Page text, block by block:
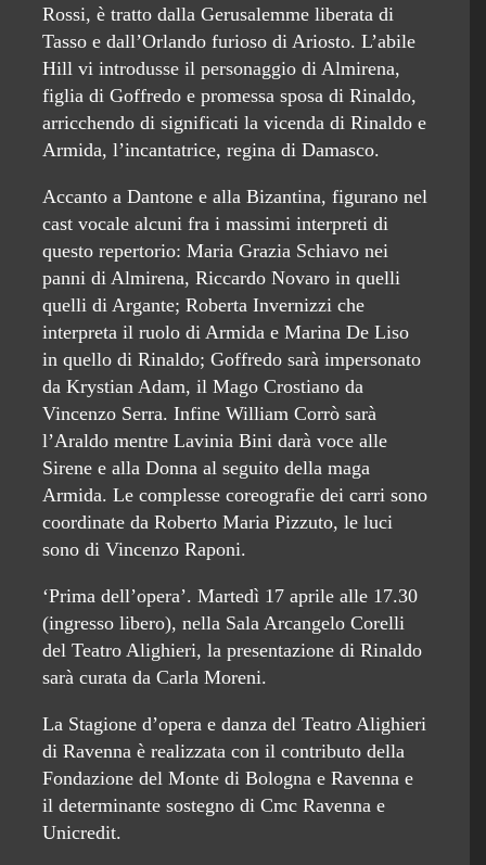
Rossi, è tratto dalla Gerusalemme liberata di
Tasso e dall’Orlando furioso di Ariosto. L’abile
Hill vi introdusse il personaggio di Almirena,
figlia di Goffredo e promessa sposa di Rinaldo,
arricchendo di significati la vicenda di Rinaldo e
Armida, l’incantatrice, regina di Damasco.
Accanto a Dantone e alla Bizantina, figurano nel
cast vocale alcuni fra i massimi interpreti di
questo repertorio: Maria Grazia Schiavo nei
panni di Almirena, Riccardo Novaro in quelli
quelli di Argante; Roberta Invernizzi che
interpreta il ruolo di Armida e Marina De Liso
in quello di Rinaldo; Goffredo sarà impersonato
da Krystian Adam, il Mago Crostiano da
Vincenzo Serra. Infine William Corrò sarà
l’Araldo mentre Lavinia Bini darà voce alle
Sirene e alla Donna al seguito della maga
Armida. Le complesse coreografie dei carri sono
coordinate da Roberto Maria Pizzuto, le luci
sono di Vincenzo Raponi.
‘Prima dell’opera’. Martedì 17 aprile alle 17.30
(ingresso libero), nella Sala Arcangelo Corelli
del Teatro Alighieri, la presentazione di Rinaldo
sarà curata da Carla Moreni.
La Stagione d’opera e danza del Teatro Alighieri
di Ravenna è realizzata con il contributo della
Fondazione del Monte di Bologna e Ravenna e
il determinante sostegno di Cmc Ravenna e
Unicredit.